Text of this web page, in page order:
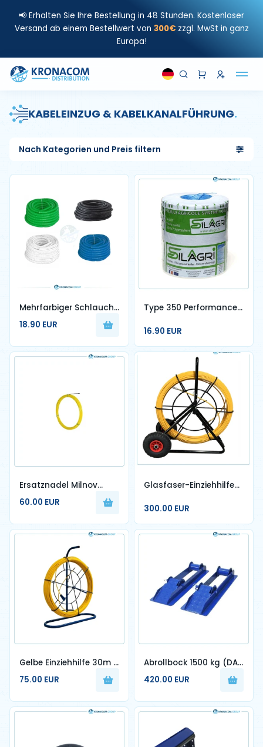
📢 Erhalten Sie Ihre Bestellung in 48 Stunden. Kostenloser
Versand ab einem Bestellwert von 300€ zzgl. MwSt in ganz
Europa!
KABELEINZUG & KABELKANALFÜHRUNG.
Nach Kategorien und Preis filtern
Mehrfarbiger Schlauch
mit Schlitz 30m – 18mm
18.90 EUR
Type 350 Performance-
16.90 EUR
Ersatznadel Milnov
4,5mm60m -
6mm100m
60.00 EUR
Glasfaser-Einziehhilfe
300.00 EUR
Gelbe Einziehhilfe 30m -
60m - 100m
75.00 EUR
Abrollbock 1500 kg (DAS
PAAR)
420.00 EUR